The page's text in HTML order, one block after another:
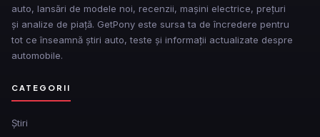
auto, lansări de modele noi, recenzii, mașini electrice, prețuri
și analize de piață. GetPony este sursa ta de încredere pentru
tot ce înseamnă știri auto, teste și informații actualizate despre
automobile.
CATEGORII
Ştiri